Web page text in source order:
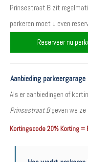
Prinsestraat B zit
parkeren moet u even
Reserveer nu
Aanbieding
Als er aanbiedingen of
Prinsestraat Bgeven we ze
Kortingscode 20% Korting =